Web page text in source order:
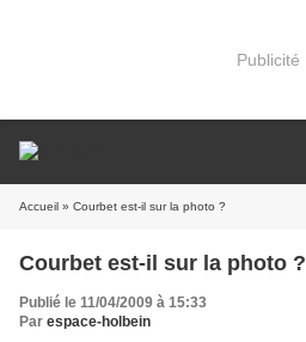
Publicité
Accueil » Courbet est-il sur la photo ?
Courbet est-il sur la photo ?
Publié le 11/04/2009 à 15:33
Par espace-holbein